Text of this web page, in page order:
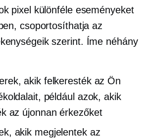
pixel különféle eseményeket
csoportosíthatja az
szerint. Íme néhány
akik felkeresték az Ön
például azok, akik
az újonnan érkezőket
akik megjelentek az